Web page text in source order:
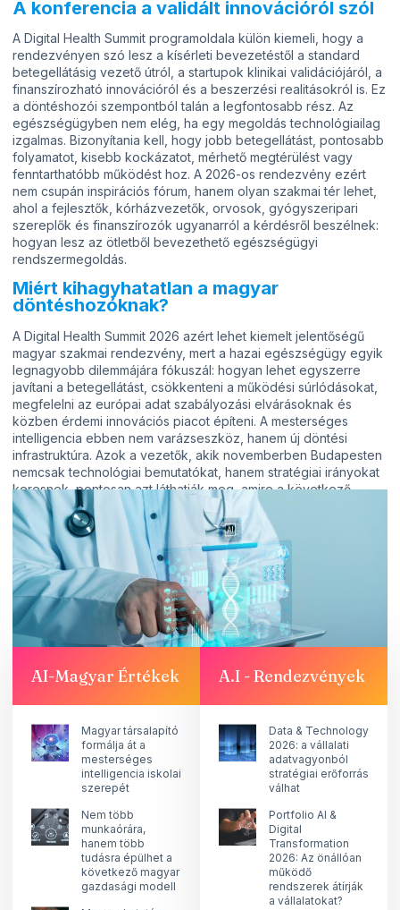
A konferencia a validált innovációról szól
A Digital Health Summit programoldala külön kiemeli, hogy a
rendezvényen szó lesz a kísérleti bevezetéstől a standard
betegellátásig vezető útról, a startupok klinikai validációjáról, a
finanszírozható innovációról és a beszerzési realitásokról is. Ez
a döntéshozói szempontból talán a legfontosabb rész. Az
egészségügyben nem elég, ha egy megoldás technológiailag
izgalmas. Bizonyítania kell, hogy jobb betegellátást, pontosabb
folyamatot, kisebb kockázatot, mérhető megtérülést vagy
fenntarthatóbb működést hoz. A 2026-os rendezvény ezért
nem csupán inspirációs fórum, hanem olyan szakmai tér lehet,
ahol a fejlesztők, kórházvezetők, orvosok, gyógyszeripari
szereplők és finanszírozók ugyanarról a kérdésről beszélnek:
hogyan lesz az ötletből bevezethető egészségügyi
rendszermegoldás.
Miért kihagyhatatlan a magyar
döntéshozóknak?
A Digital Health Summit 2026 azért lehet kiemelt jelentőségű
magyar szakmai rendezvény, mert a hazai egészségügy egyik
legnagyobb dilemmájára fókuszál: hogyan lehet egyszerre
javítani a betegellátást, csökkenteni a működési súrlódásokat,
megfelelni az európai adat szabályozási elvárásoknak és
közben érdemi innovációs piacot építeni. A mesterséges
intelligencia ebben nem varázseszköz, hanem új döntési
infrastruktúra. Azok a vezetők, akik novemberben Budapesten
nemcsak technológiai bemutatókat, hanem stratégiai irányokat
keresnek, pontosan azt láthatják meg, amire a következő
években szükség lesz: adatvezérelt, auditálható,
emberközpontú és finanszírozható egészségügyi működést.
Ezért a Digital Health Summit 2026 nem pusztán esemény,
hanem egy fontos magyar szakmai pillanat a digitális
egészségügy következő korszakában.
Forrás: Digital Health Summit
CS.SZ.
AI-Magyar Értékek
Magyar társalapító
formálja át a
mesterséges
intelligencia iskolai
szerepét
Nem több
munkaórára,
hanem több
tudásra épülhet a
következő magyar
gazdasági modell
A.I - Rendezvények
Data & Technology
2026: a vállalati
adatvagyonból
stratégiai erőforrás
válhat
Portfolio AI &
Digital
Transformation
2026: Az önállóan
működő
rendszerek átírják
a vállalatokat?